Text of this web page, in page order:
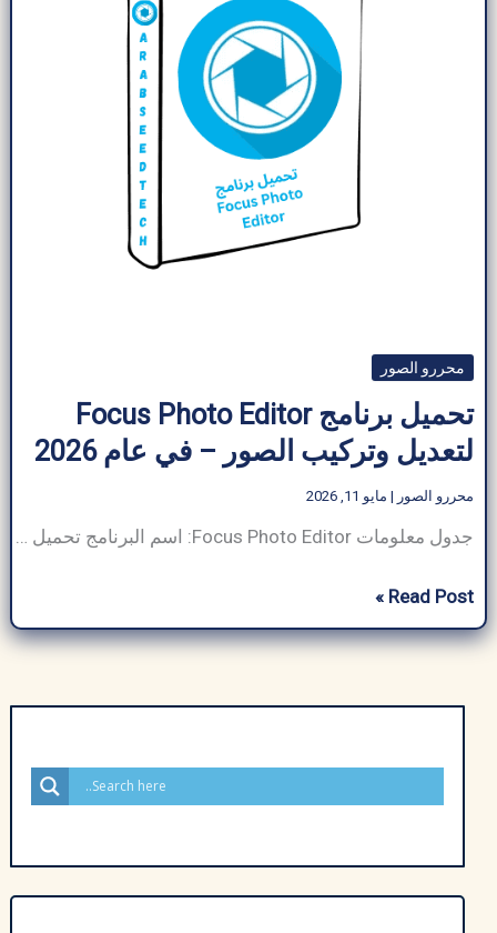
محررو الصور
تحميل برنامج Focus Photo Editor
لتعديل وتركيب الصور – في عام 2026
محررو الصور | مايو 11, 2026
جدول معلومات Focus Photo Editor: اسم البرنامج تحميل برنامج Focus Photo Editor حجم البرنامج حوالي 48.3 ميجابايت مطور برمجيات NeWest فئة البرنامج محرر الصور الرقمية / برامج تحرير الصور نوع الملف ملف قابل للتنفيذ (.exe) متوافق مع ويندوز (XP، فيستا، 7، 8، 10، 11) لغة إنجليزي الناشر ArabSeedTech إجمالي التنزيلات حوالي 41000 نوع الترخيص نسخة […]
تحميل
برنامج
Focus
الصور
في
عام
Read Post »